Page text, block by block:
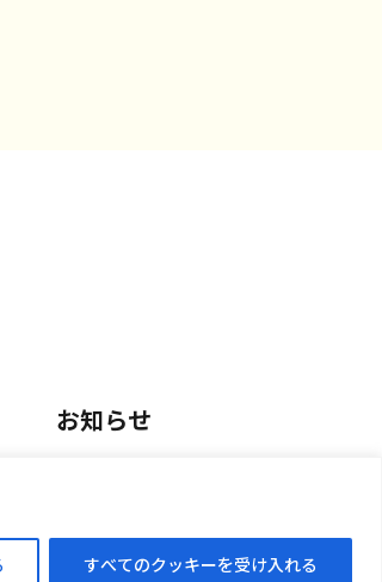
すべてのクッキーを受け入れる
お知らせ